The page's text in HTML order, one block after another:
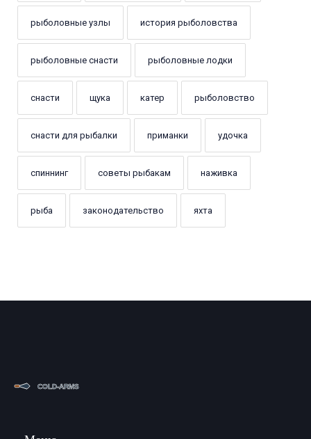
рыболовные узлы история рыболовства
рыболовные снасти рыболовные лодки
снасти щука катер рыболовство
снасти для рыбалки приманки удочка
спиннинг советы рыбакам наживка
рыба законодательство яхта